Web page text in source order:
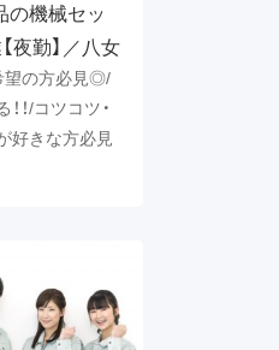
の機械セッ
夜勤】／八女
望の方必見◎/
！/コツコツ・
好きな方必見